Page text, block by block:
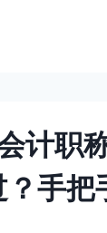
计职
手把